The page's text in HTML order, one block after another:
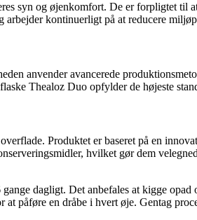
syn og øjenkomfort. De er forpligtet til
kontinuerligt på at reducere
anvender avancerede
Thealoz Duo opfylder de højeste
Produktet er baseret på en
hvilket gør dem
dagligt. Det anbefales at kigge
påføre en dråbe i hvert øje. Gentag